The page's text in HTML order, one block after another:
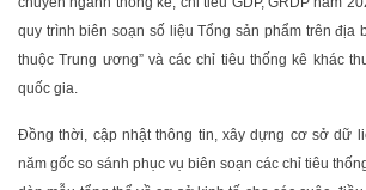
quy trình biên soạn số liệu Tổng sản phẩm trên địa
thuộc Trung ương” và các chỉ tiêu thống kê khác
quốc gia.
Đồng thời, cập nhật thông tin, xây dựng cơ sở dữ
năm gốc so sánh phục vụ biên soạn các chỉ tiêu